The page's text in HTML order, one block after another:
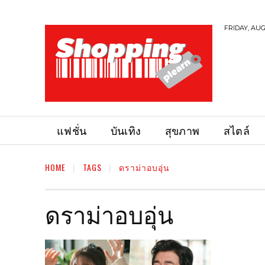
FRIDAY,
แฟชั่น บันเทิง สุขภาพ สไตล์
HOME TAGS ดราม่าอบอุ่น
ดราม่าอบอุ่น